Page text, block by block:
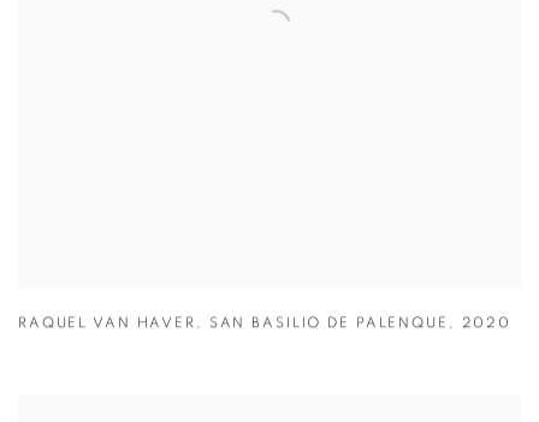
RAQUEL VAN HAVER , SAN BASILIO DE PALENQUE , 2020